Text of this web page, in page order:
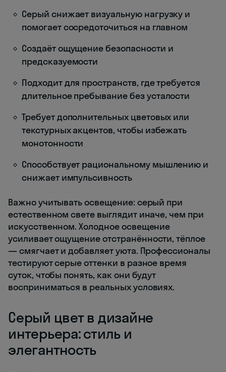
Серый снижает визуальную нагрузку и
помогает сосредоточиться на главном
Создаёт ощущение безопасности и
предсказуемости
Подходит для пространств, где требуется
длительное пребывание без усталости
Требует дополнительных цветовых или
текстурных акцентов, чтобы избежать
монотонности
Способствует рациональному мышлению и
снижает импульсивность
Важно учитывать освещение: серый при
естественном свете выглядит иначе, чем при
искусственном. Холодное освещение
усиливает ощущение отстранённости, тёплое
— смягчает и добавляет уюта. Профессионалы
тестируют серые оттенки в разное время
суток, чтобы понять, как они будут
восприниматься в реальных условиях.
Серый цвет в дизайне
интерьера: стиль и
элегантность